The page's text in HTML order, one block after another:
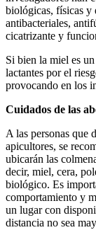
biológicas, físicas y
antibacteriales,
cicatrizante y
Si bien la miel es
lactantes por el
provocando en los
Cuidados de las
A las personas que
apicultores, se
ubicarán las
decir, miel, cera,
biológico. Es
comportamiento y
un lugar con
distancia no sea